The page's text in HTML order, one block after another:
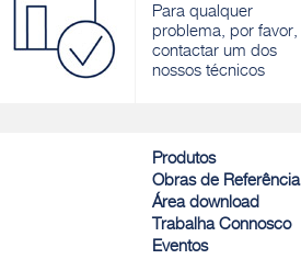
Para qualquer
problema, por favor,
contactar um dos
nossos técnicos
Produtos
Obras de Referência
Área download
Trabalha Connosco
Eventos